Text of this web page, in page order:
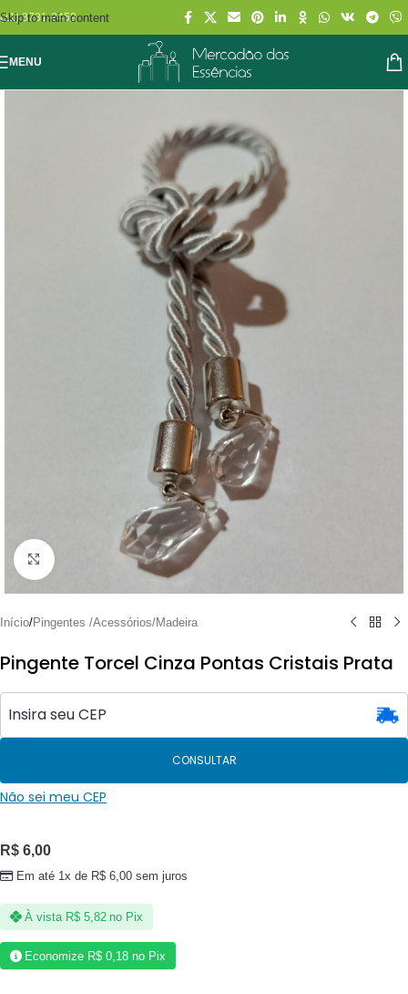
Skip to main content
(11) 3731-2452
MENU
Clique para ampliar
Início/Pingentes /Acessórios/Madeira
Pingente Torcel Cinza Pontas Cristais Prata
CONSULTAR
Não sei meu CEP
R$ 6,00
Em até 1x de R$ 6,00 sem juros
À vista R$5,82 no Pix
Economize R$ 0,18 no Pix